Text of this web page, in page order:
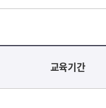
교육기간